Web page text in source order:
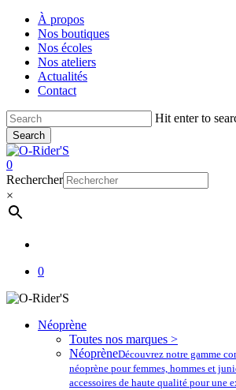
Skip
main
content
À propos
Nos boutiques
Nos écoles
Nos ateliers
Actualités
Contact
Hit enter to
Search
Close
Search
account
0
Menu
Rechercher
×
0
Néoprène
Toutes nos marques >
NéoprèneDécouvrez notre gamme
néoprène pour femmes, hommes et
accessoires de haute qualité pour une